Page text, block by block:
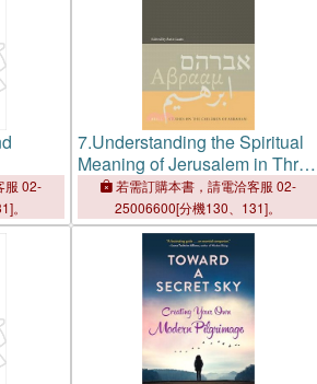
服 02-
。
7.Understanding the Spiritual
Meaning of Jerusalem in Three
Abrahamic Religions
若需訂購本書，請電洽客服 02-
25006600[分機130、131]。